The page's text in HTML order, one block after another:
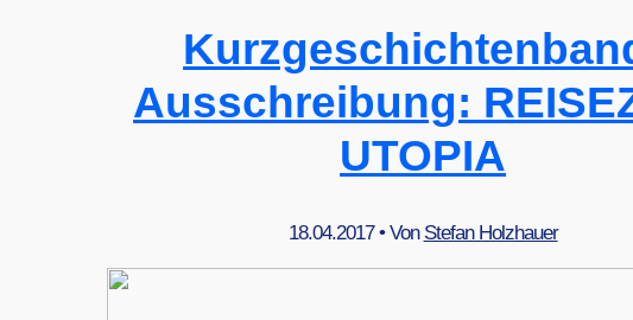
Ausschreibung:
UTOPIA
18.04.2017• Von Stefan Holzhauer